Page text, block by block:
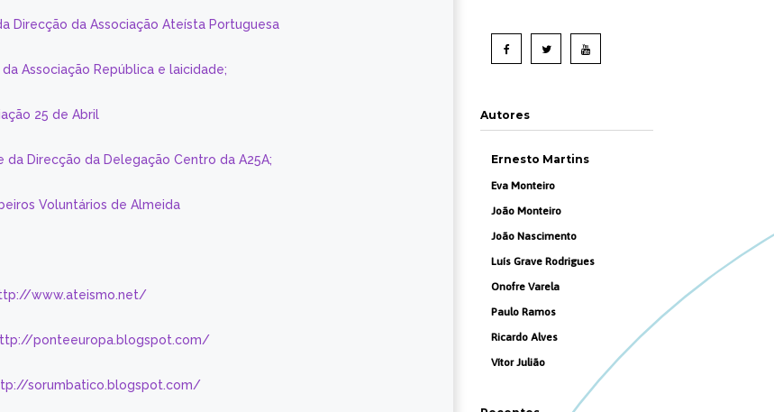
Direcção da Associação Ateísta Portuguesa
Associação República e laicidade;
25 de Abril
da Direcção da Delegação Centro da A25A;
Voluntários de Almeida
www.ateismo.net/
ponteeuropa.blogspot.com/
sorumbatico.blogspot.com/
Autores
Ernesto Martins
Eva Monteiro
João Monteiro
João Nascimento
Luís Grave Rodrigues
Onofre Varela
Paulo Ramos
Ricardo Alves
Vítor Julião